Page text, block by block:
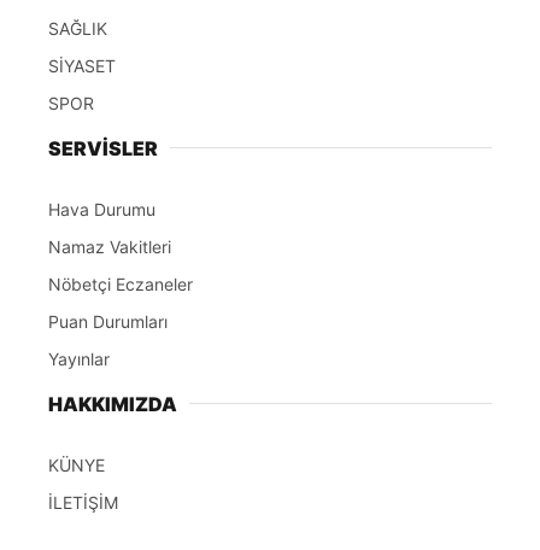
SAĞLIK
SİYASET
SPOR
SERVİSLER
Hava Durumu
Namaz Vakitleri
Nöbetçi Eczaneler
Puan Durumları
Yayınlar
HAKKIMIZDA
KÜNYE
İLETİŞİM